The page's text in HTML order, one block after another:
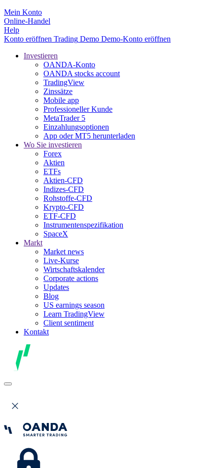
Mein Konto
Online-Handel
Help
Konto eröffnen Trading Demo Demo-Konto eröffnen
Investieren
OANDA-Konto
OANDA stocks account
TradingView
Zinssätze
Mobile app
Professioneller Kunde
MetaTrader 5
Einzahlungsoptionen
App oder MT5 herunterladen
Wo Sie investieren
Forex
Aktien
ETFs
Aktien-CFD
Indizes-CFD
Rohstoffe-CFD
Krypto-CFD
ETF-CFD
Instrumentenspezifikation
SpaceX
Markt
Market news
Live-Kurse
Wirtschaftskalender
Corporate actions
Updates
Blog
US earnings season
Learn TradingView
Client sentiment
Kontakt